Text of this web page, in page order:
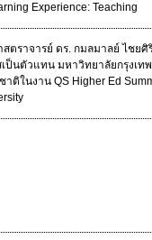
Experience: Teaching
สตราจารย์ ดร. กมลมาลย์ ไช
ป็นตัวแทน มหาวิทยาลัยกรุงเท
ติในงาน QS Higher Ed